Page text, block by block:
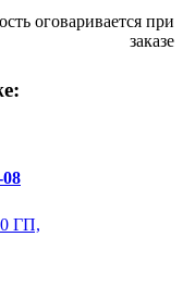
оговаривается при
заказе
ГП,